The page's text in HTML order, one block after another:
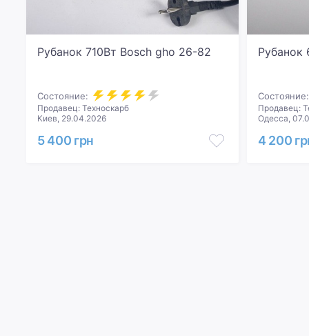
Рубанок 710Вт Bosch gho 26-82
Состояние:
Продавец: Техноскарб
Киев, 29.04.2026
5 400 грн
Рубанок
Состояние:
Продавец:
Одесса,
4 200